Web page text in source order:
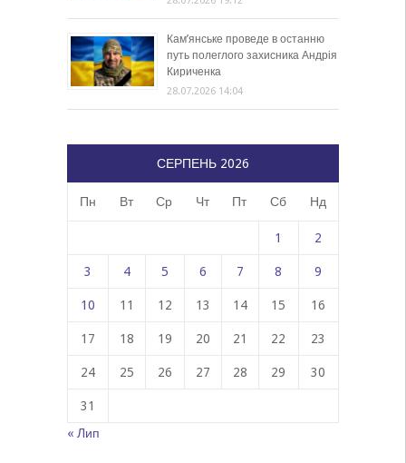
Кам’янське проведе в останню
путь полеглого захисника Андрія
Кириченка
28.07.2026 14:04
СЕРПЕНЬ 2026
Пн Вт Ср Чт Пт Сб Нд
1 2
3 4 5 6 7 8 9
10 11 12 13 14 15 16
17 18 19 20 21 22 23
24 25 26 27 28 29 30
31
« Лип